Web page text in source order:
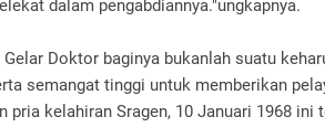
dalam pengabdiannya."ungkapnya.
Gelar Doktor baginya bukanlah suatu
semangat tinggi untuk memberikan
pria kelahiran Sragen, 10 Januari 1968